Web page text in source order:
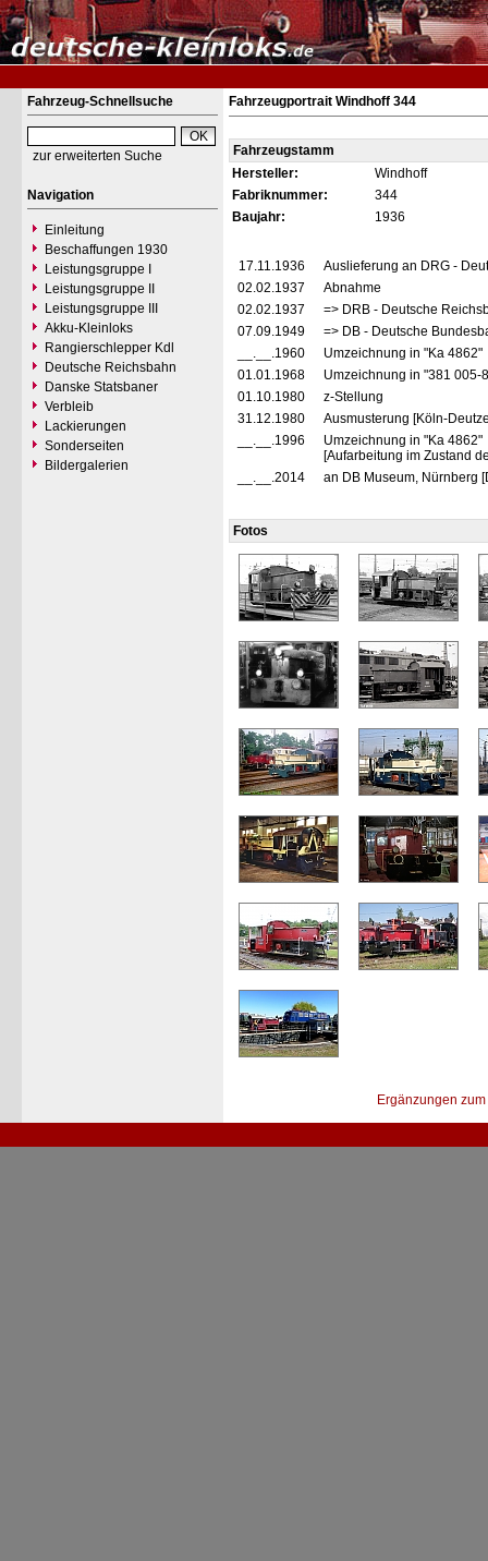
Fahrzeug-Schnellsuche
zur erweiterten Suche
Navigation
Einleitung
Beschaffungen 1930
Leistungsgruppe I
Leistungsgruppe II
Leistungsgruppe III
Akku-Kleinloks
Rangierschlepper Kdl
Deutsche Reichsbahn
Danske Statsbaner
Verbleib
Lackierungen
Sonderseiten
Bildergalerien
Fahrzeugportrait Windhoff 344
Fahrzeugstamm
Hersteller:
Windhoff
Fabriknummer:
344
Baujahr:
1936
17.11.1936
Auslieferung an DRG -
02.02.1937
Abnahme
02.02.1937
=> DRB - Deutsche
07.09.1949
=> DB - Deutsche
__.__.1960
Umzeichnung in "Ka 4862"
01.01.1968
Umzeichnung in "381 005-
01.10.1980
z-Stellung
31.12.1980
Ausmusterung [Köln-
__.__.1996
Umzeichnung in "Ka 4862"
[Aufarbeitung im Zustand
__.__.2014
an DB Museum, Nürnberg
Fotos
Ergänzungen